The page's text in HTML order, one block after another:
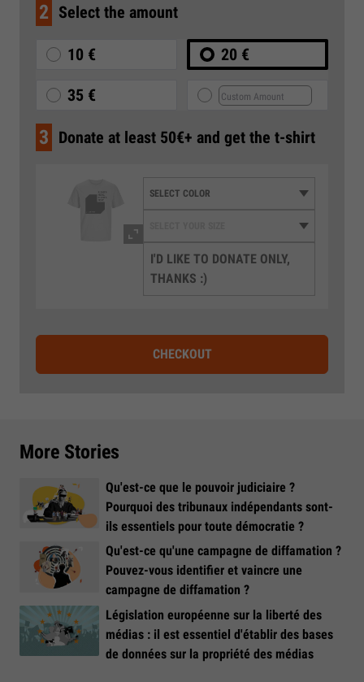
2 Select the amount
10 € 20 €
35 €
3 Donate at least 50€+ and get the t-shirt
I'D LIKE TO DONATE ONLY,
THANKS :)
CHECKOUT
More Stories
Qu'est-ce que le pouvoir judiciaire ?
Pourquoi des tribunaux indépendants sont-
ils essentiels pour toute démocratie ?
Qu'est-ce qu'une campagne de diffamation ?
Pouvez-vous identifier et vaincre une
campagne de diffamation ?
Législation européenne sur la liberté des
médias : il est essentiel d'établir des bases
de données sur la propriété des médias